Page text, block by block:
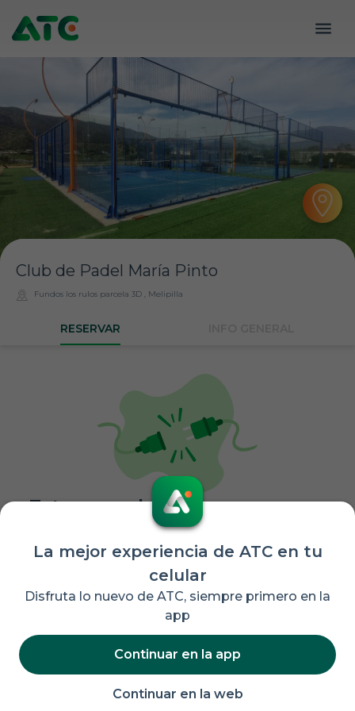
La mejor experiencia de ATC en tu
celular
Disfruta lo nuevo de ATC, siempre primero en la
app
Continuar en la app
Continuar en la web
Club de Padel María Pinto
Fundos los rulos parcela 3D , Melipilla
RESERVAR
Este complejo no se
encuentra disponible por el
momento.
Te invitamos a realizar una nueva
Buscar en otro club